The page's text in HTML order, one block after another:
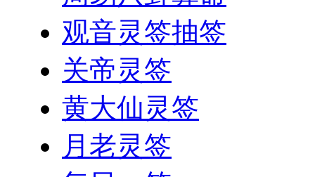
观音灵签抽签
关帝灵签
黄大仙灵签
月老灵签